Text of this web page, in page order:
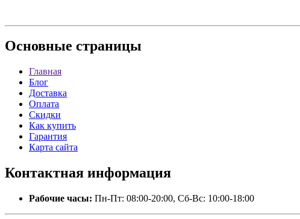
Основные страницы
Главная
Блог
Доставка
Оплата
Скидки
Как купить
Гарантия
Карта сайта
Контактная информация
Рабочие часы: Пн-Пт: 08:00-20:00, Сб-Вс: 10:00-18:00